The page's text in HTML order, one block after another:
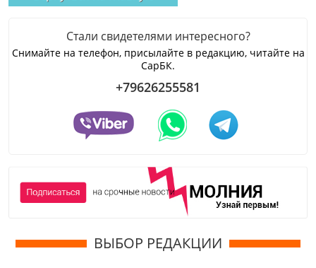
Стали свидетелями интересного?
Снимайте на телефон, присылайте в редакцию, читайте на
СарБК.
+79626255581
ВЫБОР РЕДАКЦИИ